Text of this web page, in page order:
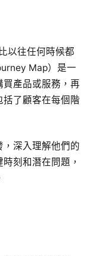
以往任何時候都
Map）是一
產品或服務，再
了顧客在每個階
深入理解他們的
刻和潛在問題，